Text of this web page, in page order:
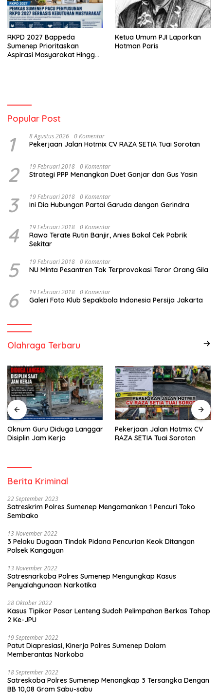
RKPD 2027 Bappeda
Sumenep Prioritaskan
Aspirasi Masyarakat Hingga
Ketua Umum PJI Laporkan
Hotman Paris
Popular Post
1 8 Agustus 2026 0 Komentar
Pekerjaan Jalan Hotmix CV RAZA SETIA Tuai Sorotan
2 19 Februari 2018 0 Komentar
Strategi PPP Menangkan Duet Ganjar dan Gus Yasin
3 19 Februari 2018 0 Komentar
Ini Dia Hubungan Partai Garuda dengan Gerindra
4 19 Februari 2018 0 Komentar
Rawa Terate Rutin Banjir, Anies Bakal Cek Pabrik
Sekitar
5 19 Februari 2018 0 Komentar
NU Minta Pesantren Tak Terprovokasi Teror Orang Gila
6 19 Februari 2018 0 Komentar
Galeri Foto Klub Sepakbola Indonesia Persija Jakarta
Olahraga Terbaru
Oknum Guru Diduga Langgar
Disiplin Jam Kerja
Pekerjaan Jalan Hotmix CV
RAZA SETIA Tuai Sorotan
Berita Kriminal
22 September 2023
Satreskrim Polres Sumenep Mengamankan 1 Pencuri Toko
Sembako
13 November 2022
3 Pelaku Dugaan Tindak Pidana Pencurian Keok Ditangan
Polsek Kangayan
13 November 2022
Satresnarkoba Polres Sumenep Mengungkap Kasus
Penyalahgunaan Narkotika
28 Oktober 2022
Kasus Tipikor Pasar Lenteng Sudah Pelimpahan Berkas Tahap
2 Ke-JPU
19 September 2022
Patut Diapresiasi, Kinerja Polres Sumenep Dalam
Memberantas Narkoba
18 September 2022
Satreskoba Polres Sumenep Menangkap 3 Tersangka Dengan
BB 10,08 Gram Sabu-sabu